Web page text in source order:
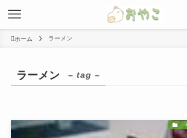
ホーム ラーメン
ラーメン – tag –